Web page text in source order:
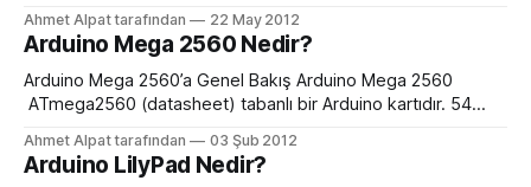
arduino çeşididir. 20 pinin 7 tanesi PWM çıkışı, 12 tanesi de
analog giriş olarak kullanılabilmektedir. 16MHz. kristal
osilatörü mevcuttur. Haberleşmesi mikro USB bağlantıyla
gerçekleştirir.
Ahmet Alpat tarafından 22 May 2012
Arduino Mega 2560 Nedir?
Arduino Mega 2560’a Genel Bakış Arduino Mega 2560
ATmega2560 (datasheet) tabanlı bir Arduino kartıdır. 54
kullanıabilir. 16 analog girişi, 4 UART (serial port),
16 MHz kristal osilatörü, USB bağlantısı, adaptör girişi, ICSP
Ahmet Alpat tarafından 03 Şub 2012
Arduino LilyPad Nedir?